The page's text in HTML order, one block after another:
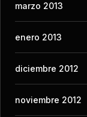
marzo 2013
enero 2013
diciembre 2012
noviembre 2012